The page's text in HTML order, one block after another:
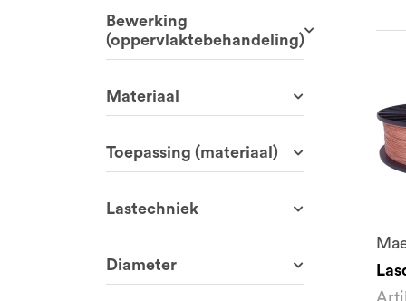
Bewerking
(oppervlaktebehandeling)
Materiaal
Toepassing (materiaal)
Lastechniek
Diameter